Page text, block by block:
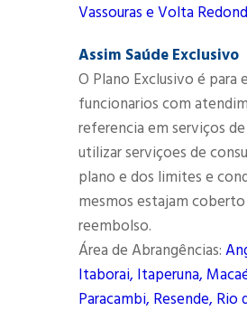
Vassouras e Volta
Assim Saúde Exclusivo
O Plano Exclusivo é para
funcionarios com
referencia em serviços
utilizar serviçoes de
plano e dos limites e
mesmos estajam
reembolso.
Área de Abrangências:
Itaborai, Itaperuna,
Paracambi, Resende,